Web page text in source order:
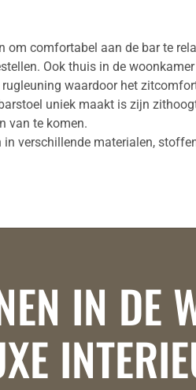
comfortabel aan de bar te
Ook thuis in de
waardoor het
uniek maakt is zijn
van te komen.
verschillende materialen,
IN DE